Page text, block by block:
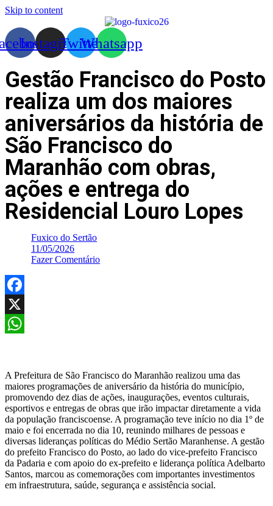
Skip to content
InstagramTwitterWhatsapp
Gestão Francisco do Posto
realiza um dos maiores
aniversários da história de
São Francisco do
Maranhão com obras,
ações e entrega do
Residencial Louro Lopes
Fuxico do Sertão
11/05/2026
Fazer Comentário
Facebook
X
A Prefeitura de São Francisco do Maranhão realizou uma das
maiores programações de aniversário da história do município,
promovendo dez dias de ações, inaugurações, eventos culturais,
esportivos e entregas de obras que irão impactar diretamente a vida
da população franciscoense. A programação teve início no dia 1º de
maio e foi encerrada no dia 10, reunindo milhares de pessoas e
diversas lideranças políticas do Médio Sertão Maranhense. A gestão
do prefeito Francisco do Posto, ao lado do vice-prefeito Francisco
da Padaria e com apoio do ex-prefeito e liderança política Adelbarto
Santos, marcou as comemorações com importantes investimentos
em infraestrutura, saúde, segurança e assistência social.